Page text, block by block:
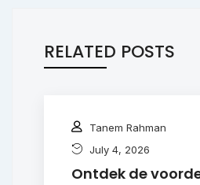
RELATED POSTS
Tanem Rahman
July 4, 2026
Ontdek de